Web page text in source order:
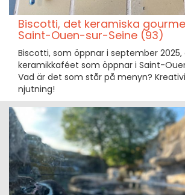
Biscotti, det keramiska
Saint-Ouen-sur-Seine (93)
Biscotti, som öppnar i september
keramikkaféet som öppnar i Saint-
Vad är det som står på menyn?
njutning!